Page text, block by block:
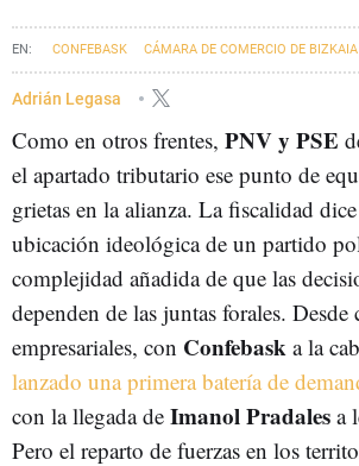
CONFEBASK CÁMARA DE COMERCIO DE BIZKAIA
PEDRO AZPIAZU REFORMA FISCAL
NOËL D´ANJOU
Adrián Legasa
Como en otros frentes, PNV y PSE
el apartado tributario ese punto de
grietas en la alianza. La fiscalidad
ubicación ideológica de un partido
complejidad añadida de que las
dependen de las juntas forales. Desde
empresariales, con Confebask a la
lanzado una primera batería de
con la llegada de Imanol Pradales a
Pero el reparto de fuerzas en los